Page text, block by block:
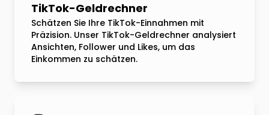
TikTok-Geldrechner
Schätzen Sie Ihre TikTok-Einnahmen mit
Präzision. Unser TikTok-Geldrechner analysiert
Ansichten, Follower und Likes, um das
Einkommen zu schätzen.